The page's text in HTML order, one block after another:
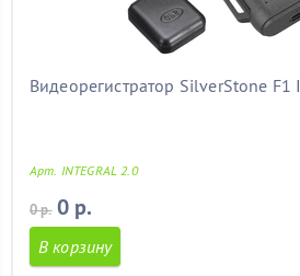
Видеорегистратор SilverStone F1
Арт. INTEGRAL 2.0
0 р. 0 р.
В корзину